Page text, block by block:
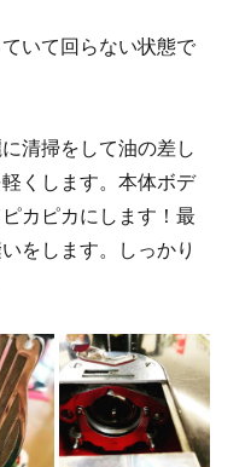
いて回らない状態で
清掃をして油の差し
くします。本体ボデ
カピカにします！最
をします。しっかり